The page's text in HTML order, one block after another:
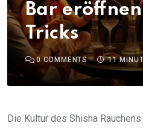
Bar
Tricks
0COMMENTS 11
Die Kultur des Shisha